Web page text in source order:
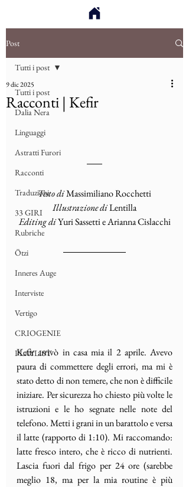
Post
Tutti i post
Dalia Nera
Linguaggi
Astratti Furori
Racconti
Traduzioni
33 GIRI
Rubriche
Ötzi
Inneres Auge
Interviste
Vertigo
CRIOGENIE
PLAYLIST
Tutti i post
Racconti | Kefir
9 dic 2025
Testo di Massimiliano Rocchetti
Illustrazione di Lentilla
Editing di Yuri Sassetti e Arianna Cislacchi
Kefir arrivò in casa mia il 2 aprile. Avevo
paura di commettere degli errori, ma mi è
stato detto di non temere, che non è difficile
iniziare. Per sicurezza ho chiesto più volte le
istruzioni e le ho segnate nelle note del
telefono. Metti i grani in un barattolo e versa
il latte (rapporto di 1:10). Mi raccomando:
latte fresco intero, che è ricco di nutrienti.
Lascia fuori dal frigo per 24 ore (sarebbe
meglio 18, ma per la mia routine è più